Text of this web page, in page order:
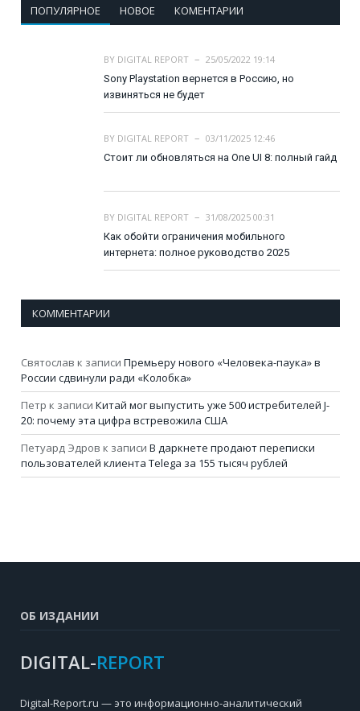
ПОПУЛЯРНОЕ НОВОЕ КОМЕНТАРИИ
BY DIGITAL REPORT
25/05/2022 19:14
Sony Playstation вернется в Россию, но
извиняться не будет
BY DIGITAL REPORT
03/11/2025 12:46
Стоит ли обновляться на One UI 8: полный гайд
BY DIGITAL REPORT
31/08/2025 00:31
Как обойти ограничения мобильного
интернета: полное руководство 2025
КОММЕНТАРИИ
Святослав к записи Премьеру нового «Человека-паука» в
России сдвинули ради «Колобка»
Петр к записи Китай мог выпустить уже 500 истребителей J-
20: почему эта цифра встревожила США
Петуард Эдров к записи В даркнете продают переписки
пользователей клиента Telega за 155 тысяч рублей
ОБ ИЗДАНИИ
DIGITAL-REPORT
Digital-Report.ru — это информационно-аналитический